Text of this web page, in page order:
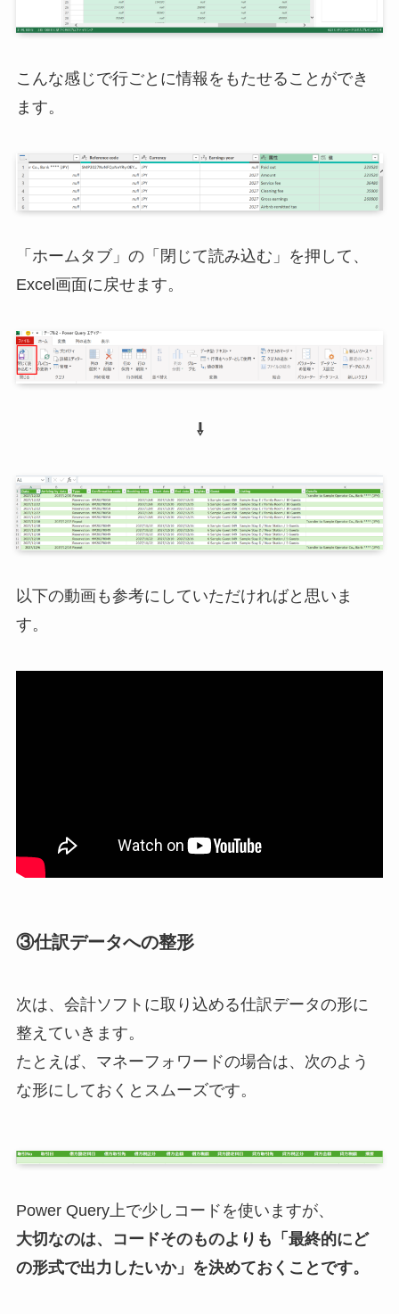
こんな感じで行ごとに情報をもたせることができ
ます。
「ホームタブ」の「閉じて読み込む」を押して、
Excel画面に戻せます。
⇩
以下の動画も参考にしていただければと思いま
す。
③仕訳データへの整形
次は、会計ソフトに取り込める仕訳データの形に
整えていきます。
たとえば、マネーフォワードの場合は、次のよう
な形にしておくとスムーズです。
Power Query上で少しコードを使いますが、
大切なのは、コードそのものよりも「最終的にど
の形式で出力したいか」を決めておくことです。